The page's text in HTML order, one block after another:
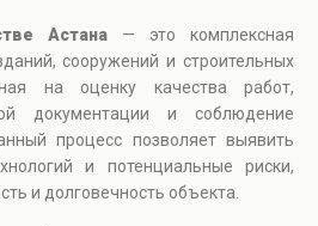
Астана — это комплексная
сооружений и строительных
на оценку качества работ,
документации и соблюдение
процесс позволяет выявить
и потенциальные риски,
и долговечность объекта.